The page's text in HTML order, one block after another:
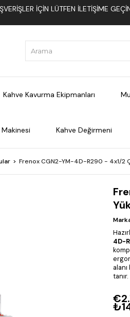
İÇIN LÜTFEN ILETIŞIME
Kahve Kavurma Ekipmanları
Kahve Değirmeni
Frenox CGN2-YM-4D-R290 - 4x1/2
4D-
tanır.